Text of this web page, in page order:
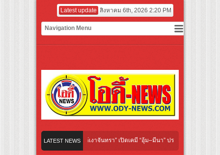
Latest update สิงหาคม 6th, 2026 2:20 PM
LATEST NEWS
Her Rules ใต้เงาจันทรา” เปิดเคมี “อุ้ม–มีนา” ประกบคู่ครั้งสำคัญ ชวนแฟนปักห